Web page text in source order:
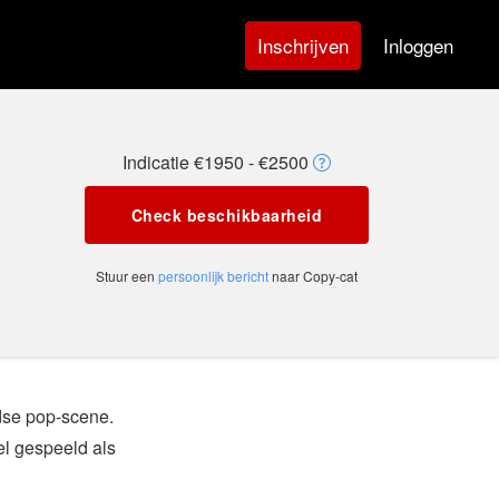
Inschrijven Inloggen
Indicatie €1950 - €2500
Check beschikbaarheid
Stuur een persoonlijk berichtnaar Copy-cat
pop-scene.
gespeeld als